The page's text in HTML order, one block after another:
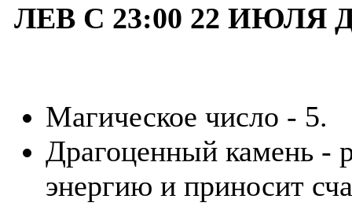
ЛЕВ С 23:00 22 ИЮЛЯ
Магическое число - 5.
Драгоценный камень -
энергию и приносит